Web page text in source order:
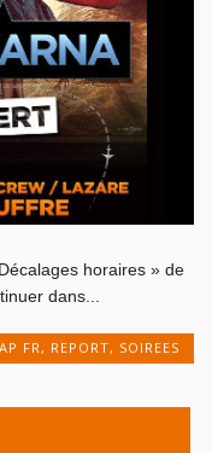
horaires » de
dans...
FR, REPORT, SOIREES